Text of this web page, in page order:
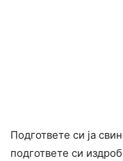
Подгответе си ја
подгответе си